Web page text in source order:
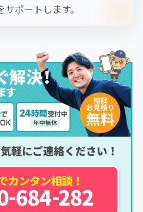
ポートします。